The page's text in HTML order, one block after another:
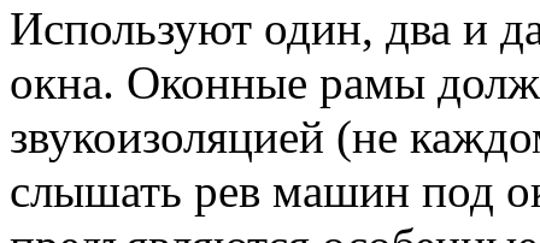
Используют один, два и
окна. Оконные рамы
звукоизоляцией (не
слышать рев машин под